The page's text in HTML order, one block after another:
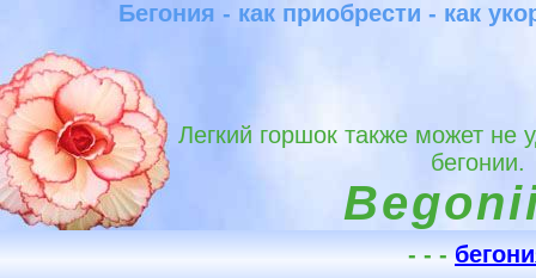
Бегония - как приобрести - как
Легкий горшок также может не
бегонии.
- - -